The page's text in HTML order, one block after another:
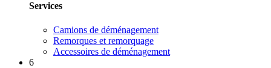
Services
Camions de déménagement
Remorques et remorquage
Accessoires de déménagement
6